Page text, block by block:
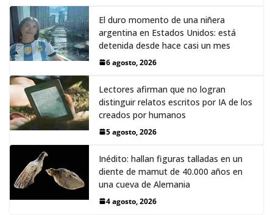
El duro momento de una niñera
argentina en Estados Unidos: está
detenida desde hace casi un mes
6 agosto, 2026
Lectores afirman que no logran
distinguir relatos escritos por IA de los
creados por humanos
5 agosto, 2026
Inédito: hallan figuras talladas en un
diente de mamut de 40.000 años en
una cueva de Alemania
4 agosto, 2026